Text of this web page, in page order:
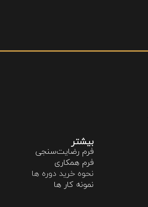
بیشتر
فرم رضایت‌سنجی
فرم همکاری
نحوه خريد دوره ها
نمونه كار ها